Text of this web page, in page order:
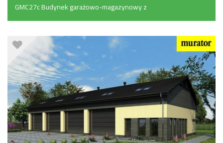
GMC27c Budynek garażowo-magazynowy z
poddaszem użytkowym (452.1 m²)